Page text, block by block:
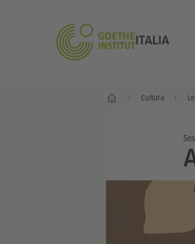
ITALIA
Home Cultura